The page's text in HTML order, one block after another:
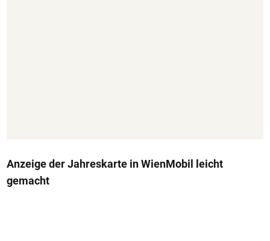
Anzeige der Jahreskarte in WienMobil leicht
gemacht